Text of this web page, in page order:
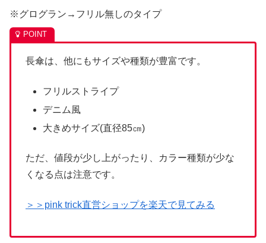
※グログラン→フリル無しのタイプ
長傘は、他にもサイズや種類が豊富です。
フリルストライプ
デニム風
大きめサイズ(直径85㎝)
ただ、値段が少し上がったり、カラー種類が少な
くなる点は注意です。
＞＞pink trick直営ショップを楽天で見てみる